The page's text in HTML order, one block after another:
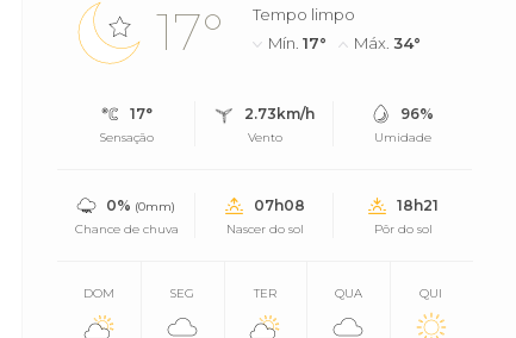
17°
Tempo limpo
Mín.17° Máx.34°
17°
Sensação
2.73km/h
Vento
96%
Umidade
0% (0mm)
Chance de chuva
07h08
Nascer do sol
18h21
Pôr do sol
DOM SEG TER QUA QUI